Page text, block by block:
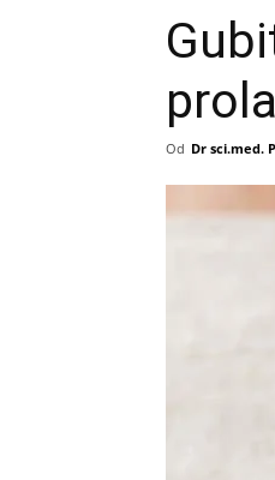
Od Dr sci.med.